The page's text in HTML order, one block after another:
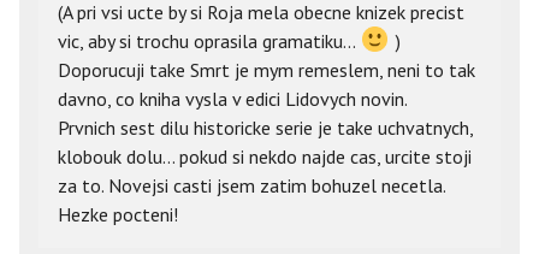
(A pri vsi ucte by si Roja mela obecne knizek precist
vic, aby si trochu oprasila gramatiku...
)
Doporucuji take Smrt je mym remeslem, neni to tak
davno, co kniha vysla v edici Lidovych novin.
Prvnich sest dilu historicke serie je take uchvatnych,
klobouk dolu... pokud si nekdo najde cas, urcite stoji
za to. Novejsi casti jsem zatim bohuzel necetla.
Hezke pocteni!